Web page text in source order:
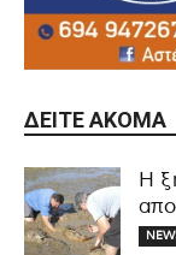
ΔΕΊΤΕ ΑΚΌΜΑ
Η